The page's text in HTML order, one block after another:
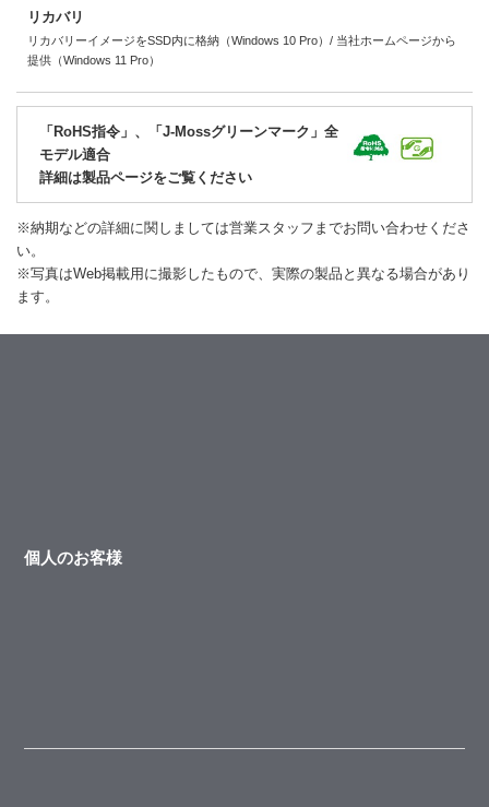
リカバリ
リカバリーイメージをSSD内に格納（Windows 10 Pro）/ 当社ホームページから
提供（Windows 11 Pro）
「RoHS指令」、「J-Mossグリーンマーク」全
モデル適合
詳細は製品ページをご覧ください
※納期などの詳細に関しましては営業スタッフまでお問い合わせくださ
い。
※写真はWeb掲載用に撮影したもので、実際の製品と異なる場合があり
ます。
個人のお客様